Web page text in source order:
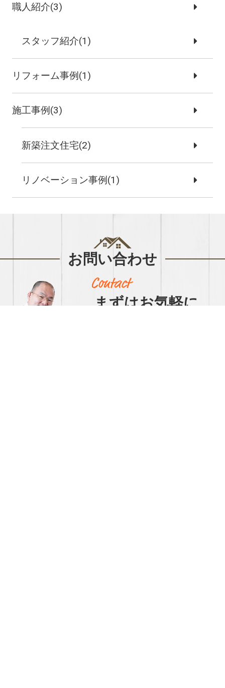
職人紹介(3)
スタッフ紹介(1)
リフォーム事例(1)
施工事例(3)
新築注文住宅(2)
リノベーション事例(1)
お問い合わせ
まずはお気軽に